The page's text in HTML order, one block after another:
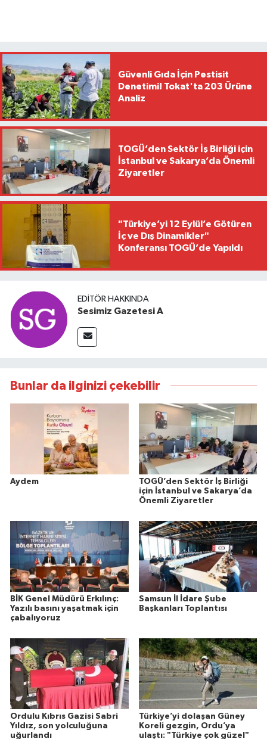
Güvenli Gıda İçin Pestisit
Denetimi! Tokat'ta 203 Ürüne
Analiz
TOGÜ’den Sektör İş Birliği için
İstanbul ve Sakarya’da Önemli
Ziyaretler
"Türkiye’yi 12 Eylül’e Götüren
İç ve Dış Dinamikler"
Konferansı TOGÜ’de Yapıldı
EDITÖR HAKKINDA
Sesimiz Gazetesi A
Bunlar da ilginizi çekebilir
Aydem
TOGÜ’den Sektör İş Birliği
için İstanbul ve Sakarya’da
Önemli Ziyaretler
BİK Genel Müdürü Erkılınç:
Yazılı basını yaşatmak için
çabalıyoruz
Samsun İl İdare Şube
Başkanları Toplantısı
Ordulu Kıbrıs Gazisi Sabri
Yıldız, son yolculuğuna
uğurlandı
Türkiye’yi dolaşan Güney
Koreli gezgin, Ordu’ya
ulaştı: "Türkiye çok güzel"